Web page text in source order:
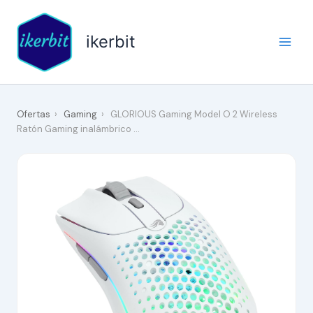
contenido
ikerbit
Ofertas › Gaming ›
GLORIOUS Gaming Model O 2 Wireless
Ratón Gaming inalámbrico …